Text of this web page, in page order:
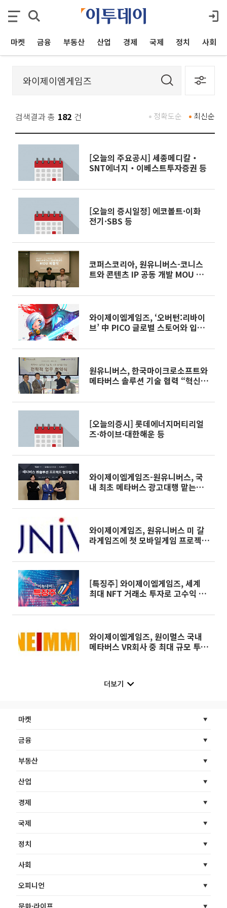
마켓 금융 부동산 산업 경제 국제 정치 사회
검색결과 총 182 건 최신순
정확도순
[오늘의 주요공시] 세종메디칼‧
SNT에너지‧이베스트투자증권 등
[오늘의 증시일정] 에코볼트·이화
전기·SBS 등
코퍼스코리아, 원유니버스-코니스
트와 콘텐츠 IP 공동 개발 MOU 체
와이제이엠게임즈, ‘오버턴:리바이
브’ 中 PICO 글로벌 스토어와 입점
원유니버스, 한국마이크로소프트와
메타버스 솔루션 기술 협력 “혁신적
[오늘의증시] 롯데에너지머티리얼
즈·하이브·대한해운 등
와이제이엠게임즈-원유니버스, 국
내 최초 메타버스 광고대행 맡는
와이제이게임즈, 원유니버스 미 갈
라게임즈에 첫 모바일게임 프로젝트
[특징주] 와이제이엠게임즈, 세계
최대 NFT 거래소 투자로 고수익 소
와이제이엠게임즈, 원이멀스 국내
메타버스 VR회사 중 최대 규모 투자
더보기
마켓
금융
부동산
산업
경제
국제
정치
사회
오피니언
문화·라이프